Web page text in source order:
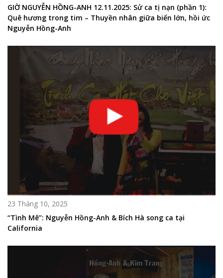
GIỜ NGUYỄN HỒNG-ANH 12.11.2025: Sử ca tị nạn (phần 1):
Quê hương trong tim – Thuyền nhân giữa biển lớn, hồi ức
Nguyễn Hồng-Anh
23 Tháng 10, 2025
“Tình Mê”: Nguyễn Hồng-Anh & Bích Hà song ca tại
California